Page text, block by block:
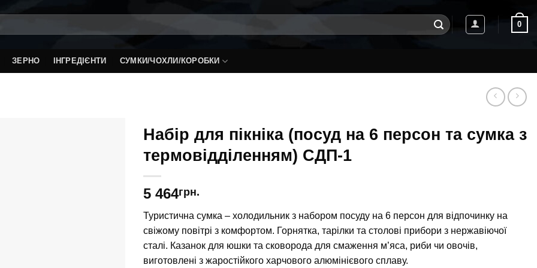
0
ЗЕРНО ІНГРЕДІЄНТИ СУМКИ/ЧОХЛИ/КОРОБКИ
Набір для пікніка (посуд на 6 персон та сумка з
термовідділенням) СДП-1
5 464грн.
Туристична сумка – холодильник з набором посуду на 6 персон для відпочинку на
свіжому повітрі з комфортом. Горнятка, тарілки та столові прибори з нержавіючої
сталі. Казанок для юшки та сковорода для смаження м’яса, риби чи овочів,
виготовлені з жаростійкого харчового алюмінієвого сплаву.